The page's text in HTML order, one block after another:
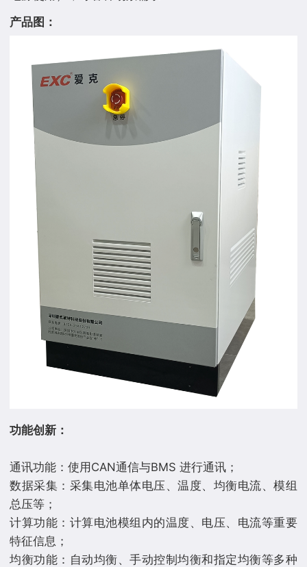
产品图：
功能创新：
通讯功能：使用CAN通信与BMS 进行通讯；
数据采集：采集电池单体电压、温度、均衡电流、模组
总压等；
计算功能：计算电池模组内的温度、电压、电流等重要
特征信息；
均衡功能：自动均衡、手动控制均衡和指定均衡等多种